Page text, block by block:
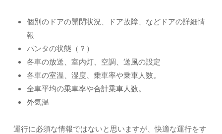
個別のドアの開閉状況、ドア故障、などドアの詳細情
報
パンタの状態（？）
各車の放送、室内灯、空調、送風の設定
各車の室温、湿度、乗車率や乗車人数。
全車平均の乗車率や合計乗車人数。
外気温
運行に必須な情報ではないと思いますが、快適な運行をす